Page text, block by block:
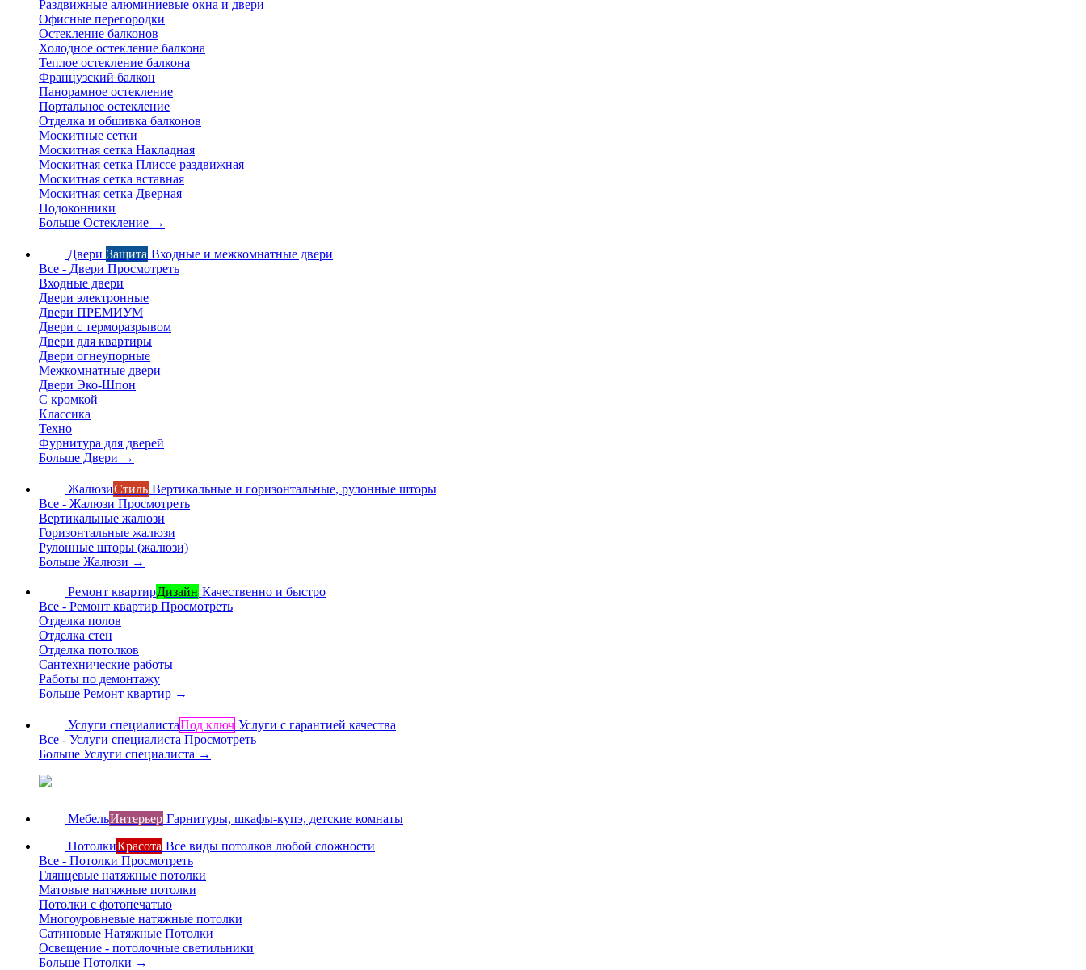
Раздвижные алюминиевые окна и двери
Офисные перегородки
Остекление балконов
Холодное остекление балкона
Теплое остекление балкона
Французский балкон
Панорамное остекление
Портальное остекление
Отделка и обшивка балконов
Москитные сетки
Москитная сетка Накладная
Москитная сетка Плиссе раздвижная
Москитная сетка вставная
Москитная сетка Дверная
Подоконники
Больше Остекление →
Двери Защита Входные и межкомнатные двери
Все - Двери Просмотреть
Входные двери
Двери электронные
Двери ПРЕМИУМ
Двери с терморазрывом
Двери для квартиры
Двери огнеупорные
Межкомнатные двери
Двери Эко-Шпон
С кромкой
Классика
Техно
Фурнитура для дверей
Больше Двери →
ЖалюзиСтиль Вертикальные и горизонтальные, рулонные шторы
Все - Жалюзи Просмотреть
Вертикальные жалюзи
Горизонтальные жалюзи
Рулонные шторы (жалюзи)
Больше Жалюзи →
Ремонт квартирДизайн Качественно и быстро
Все - Ремонт квартир Просмотреть
Отделка полов
Отделка стен
Отделка потолков
Сантехнические работы
Работы по демонтажу
Больше Ремонт квартир →
Услуги специалистаПод ключ Услуги с гарантией качества
Все - Услуги специалиста Просмотреть
Больше Услуги специалиста →
МебельИнтерьер Гарнитуры, шкафы-купэ, детские комнаты
ПотолкиКрасота Все виды потолков любой сложности
Все - Потолки Просмотреть
Глянцевые натяжные потолки
Матовые натяжные потолки
Потолки с фотопечатью
Многоуровневые натяжные потолки
Сатиновые Натяжные Потолки
Освещение - потолочные светильники
Больше Потолки →